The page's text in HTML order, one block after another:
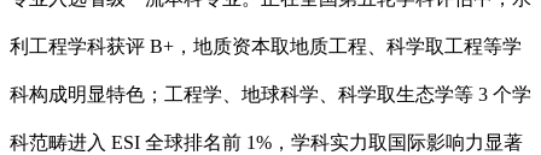
利工程学科获评 B+，地质资本取地质工程、科学取工程等学
科构成明显特色；工程学、地球科学、科学取生态学等 3 个学
科范畴进入 ESI 全球排名前 1%，学科实力取国际影响力显著